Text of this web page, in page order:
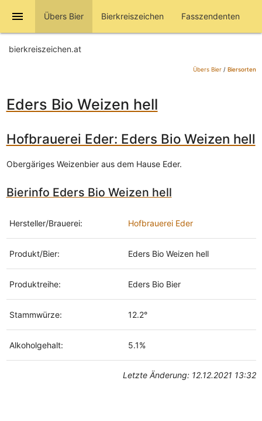
menu Übers Bier Bierkreiszeichen Fasszendenten
bierkreiszeichen.at
Übers Bier/ Biersorten
Eders Bio Weizen hell
Hofbrauerei Eder: Eders Bio Weizen hell
Obergäriges Weizenbier aus dem Hause Eder.
Bierinfo Eders Bio Weizen hell
Hersteller/Brauerei: Hofbrauerei Eder
Produkt/Bier: Eders Bio Weizen hell
Produktreihe: Eders Bio Bier
Stammwürze: 12.2°
Alkoholgehalt: 5.1%
Letzte Änderung: 12.12.2021 13:32